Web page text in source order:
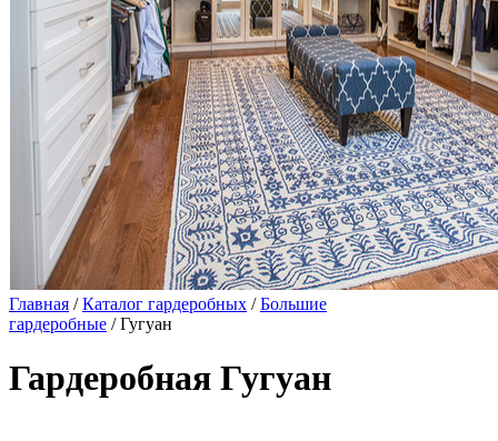
Главная /Каталог гардеробных /Большие
гардеробные / Гугуан
Гардеробная Гугуан